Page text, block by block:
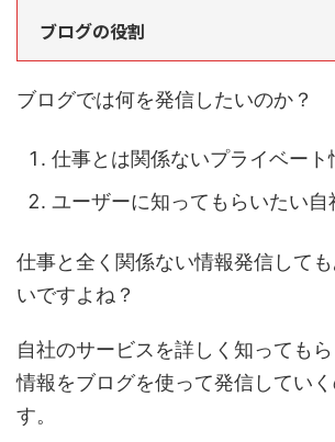
ブログの役割
ブログでは何を発信したいのか？
仕事とは関係ないプライベート
ユーザーに知ってもらいたい自
仕事と全く関係ない情報発信して
いですよね？
自社のサービスを詳しく知っても
情報をブログを使って発信してい
す。